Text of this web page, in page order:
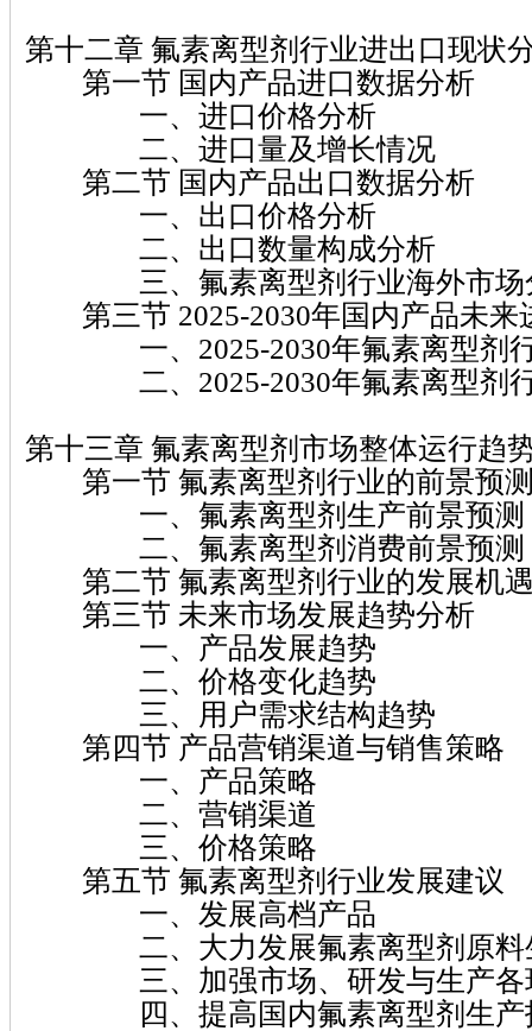
第十二章 氟素离型剂行业进出口现状
第一节 国内产品进口数据分析
一、进口价格分析
二、进口量及增长情况
第二节 国内产品出口数据分析
一、出口价格分析
二、出口数量构成分析
三、氟素离型剂行业海外市场
第三节 2025-2030年国内产品未来
一、2025-2030年氟素离型剂行
二、2025-2030年氟素离型剂行
第十三章 氟素离型剂市场整体运行趋
第一节 氟素离型剂行业的前景预
一、氟素离型剂生产前景预测
二、氟素离型剂消费前景预测
第二节 氟素离型剂行业的发展机
第三节 未来市场发展趋势分析
一、产品发展趋势
二、价格变化趋势
三、用户需求结构趋势
第四节 产品营销渠道与销售策略
一、产品策略
二、营销渠道
三、价格策略
第五节 氟素离型剂行业发展建议
一、发展高档产品
二、大力发展氟素离型剂原料
三、加强市场、研发与生产各
四、提高国内氟素离型剂生产